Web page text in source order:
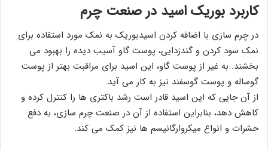
کاربرد بوریک اسید در صنعت چرم
در چرم سازی با اضافه کردن اسیدبوریک به نمک مورد استفاده برای
نمک سود کردن و گندزدایی، پوست گاو آسیب دیده را بهبود می
بخشند. به غیر از پوست گاو، این اسید برای مراقبت بهتر از پوست
گوساله و پوست گوسفند نیز به کار می آید.
از آن جایی که این اسید قادر است رشد باکتری ها را کنترل کرده و
کاهش دهد، بنابراین استفاده از آن در صنعت چرم سازی، به دفع
حشرات و انواع میکروارگانیسم ها نیز کمک می کند.